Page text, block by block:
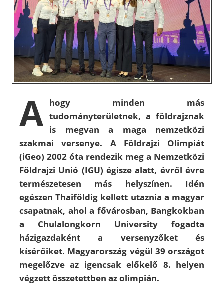
A hogy minden más
tudományterületnek, a földrajznak
is megvan a maga nemzetközi
szakmai versenye. A Földrajzi Olimpiát
(iGeo) 2002 óta rendezik meg a Nemzetközi
Földrajzi Unió (IGU) égisze alatt, évről évre
természetesen más helyszínen. Idén
egészen Thaiföldig kellett utaznia a magyar
csapatnak, ahol a fővárosban, Bangkokban
a Chulalongkorn University fogadta
házigazdaként a versenyzőket és
kísérőiket. Magyarország végül 39 országot
megelőzve az igencsak előkelő 8. helyen
végzett összetettben az olimpián.